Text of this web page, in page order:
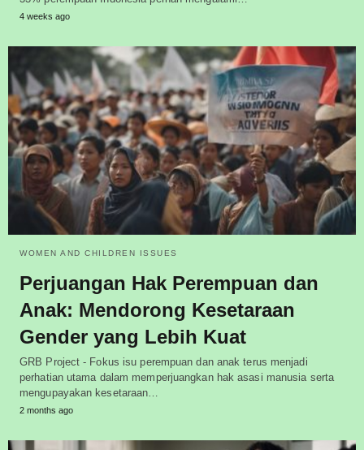
4 weeks ago
WOMEN AND CHILDREN ISSUES
Perjuangan Hak Perempuan dan
Anak: Mendorong Kesetaraan
Gender yang Lebih Kuat
GRB Project - Fokus isu perempuan dan anak terus menjadi
perhatian utama dalam memperjuangkan hak asasi manusia serta
mengupayakan kesetaraan…
2 months ago